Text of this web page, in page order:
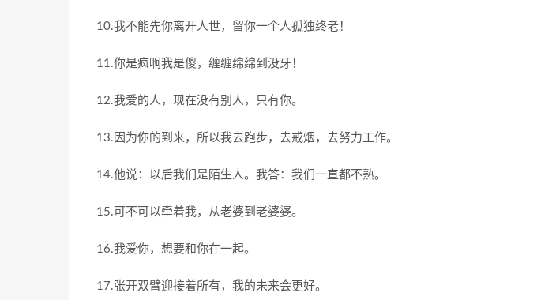
10.我不能先你离开人世，留你一个人孤独终老！
11.你是疯啊我是傻，缠缠绵绵到没牙！
12.我爱的人，现在没有别人，只有你。
13.因为你的到来，所以我去跑步，去戒烟，去努力工作。
14.他说：以后我们是陌生人。我答：我们一直都不熟。
15.可不可以牵着我，从老婆到老婆婆。
16.我爱你，想要和你在一起。
17.张开双臂迎接着所有，我的未来会更好。